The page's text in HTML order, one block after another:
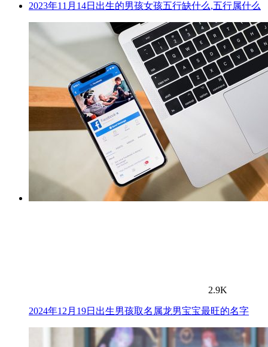
2023年11月14日出生的男孩女孩五行缺什么,五行属什么
2.9K
2024年12月19日出生男孩取名属龙男宝宝最旺的名字